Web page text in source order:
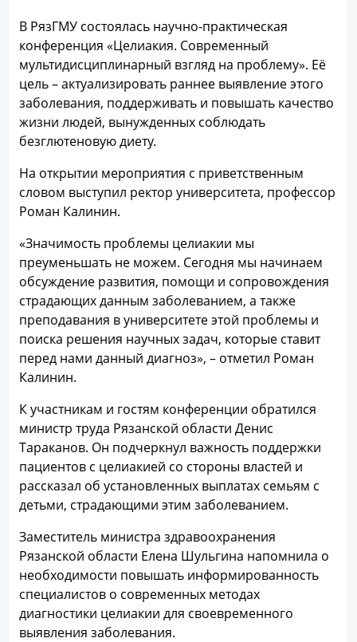
В РязГМУ состоялась научно-практическая
конференция «Целиакия. Современный
мультидисциплинарный взгляд на проблему». Её
цель – актуализировать раннее выявление этого
заболевания, поддерживать и повышать качество
жизни людей, вынужденных соблюдать
безглютеновую диету.
На открытии мероприятия с приветственным
словом выступил ректор университета, профессор
Роман Калинин.
«Значимость проблемы целиакии мы
преуменьшать не можем. Сегодня мы начинаем
обсуждение развития, помощи и сопровождения
страдающих данным заболеванием, а также
преподавания в университете этой проблемы и
поиска решения научных задач, которые ставит
перед нами данный диагноз», – отметил Роман
Калинин.
К участникам и гостям конференции обратился
министр труда Рязанской области Денис
Тараканов. Он подчеркнул важность поддержки
пациентов с целиакией со стороны властей и
рассказал об установленных выплатах семьям с
детьми, страдающими этим заболеванием.
Заместитель министра здравоохранения
Рязанской области Елена Шульгина напомнила о
необходимости повышать информированность
специалистов о современных методах
диагностики целиакии для своевременного
выявления заболевания.